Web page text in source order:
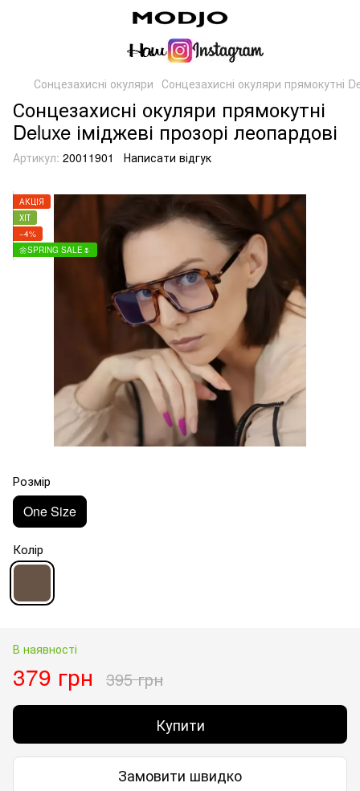
Сонцезахисні окуляри Сонцезахисні окуляри прямокутні
Сонцезахисні окуляри прямокутні
Deluxe іміджеві прозорі леопардові
Артикул: 20011901 Написати відгук
АКЦІЯ
ХІТ
−4%
🌼SPRING SALE🌷
Розмір
One Size
Колір
В наявності
379 грн 395 грн
Купити
Замовити швидко